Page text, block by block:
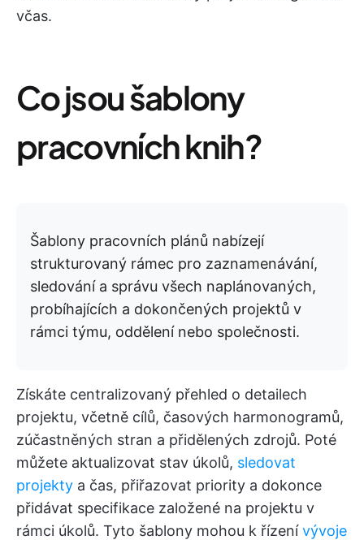
včas.
Co jsou šablony
pracovních knih?
Šablony pracovních plánů nabízejí
strukturovaný rámec pro zaznamenávání,
sledování a správu všech naplánovaných,
probíhajících a dokončených projektů v
rámci týmu, oddělení nebo společnosti.
Získáte centralizovaný přehled o detailech
projektu, včetně cílů, časových harmonogramů,
zúčastněných stran a přidělených zdrojů. Poté
můžete aktualizovat stav úkolů, sledovat
projekty a čas, přiřazovat priority a dokonce
přidávat specifikace založené na projektu v
rámci úkolů. Tyto šablony mohou k řízenívývoje